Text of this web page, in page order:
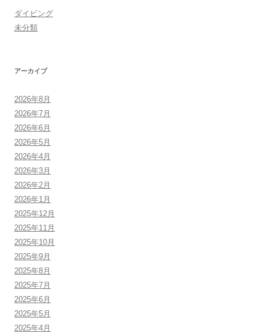
ダイビング
未分類
アーカイブ
2026年8月
2026年7月
2026年6月
2026年5月
2026年4月
2026年3月
2026年2月
2026年1月
2025年12月
2025年11月
2025年10月
2025年9月
2025年8月
2025年7月
2025年6月
2025年5月
2025年4月